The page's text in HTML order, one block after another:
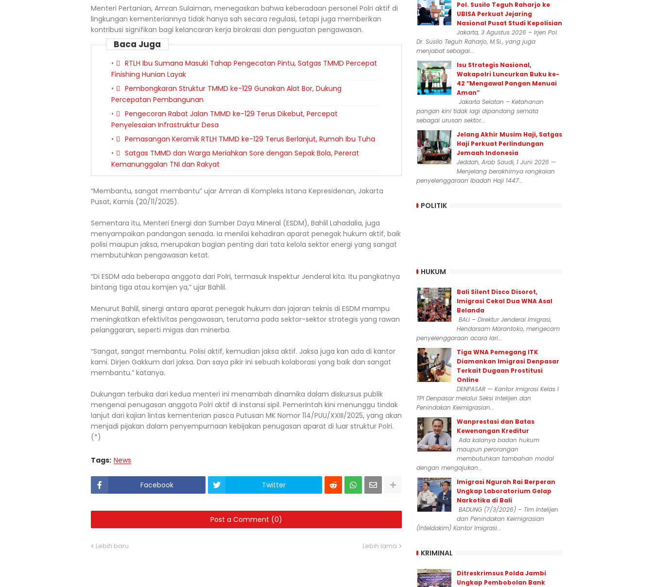
Menteri Pertanian, Amran Sulaiman, menegaskan bahwa keberadaan personel Polri aktif di
lingkungan kementeriannya tidak hanya sah secara regulasi, tetapi juga memberikan
kontribusi signifikan bagi kelancaran kerja birokrasi dan penguatan pengawasan.
Baca Juga
RTLH Ibu Sumana Masuki Tahap Pengecatan Pintu, Satgas TMMD Percepat
Finishing Hunian Layak
Pembongkaran Struktur TMMD ke-129 Gunakan Alat Bor, Dukung
Percepatan Pembangunan
Pengecoran Rabat Jalan TMMD ke-129 Terus Dikebut, Percepat
Penyelesaian Infrastruktur Desa
Pemasangan Keramik RTLH TMMD ke-129 Terus Berlanjut, Rumah Ibu Tuha
Satgas TMMD dan Warga Meriahkan Sore dengan Sepak Bola, Pererat
Kemanunggalan TNI dan Rakyat
“Membantu, sangat membantu” ujar Amran di Kompleks Istana Kepresidenan, Jakarta
Pusat, Kamis (20/11/2025).
Sementara itu, Menteri Energi dan Sumber Daya Mineral (ESDM), Bahlil Lahadalia, juga
menyampaikan pandangan senada. Ia menilai kehadiran aparat penegak hukum aktif, baik
polisi maupun jaksa, merupakan bagian penting dari tata kelola sektor energi yang sangat
membutuhkan pengawasan ketat.
“Di ESDM ada beberapa anggota dari Polri, termasuk Inspektur Jenderal kita. Itu pangkatnya
bintang tiga atau komjen ya,” ujar Bahlil.
Menurut Bahlil, sinergi antara aparat penegak hukum dan jajaran teknis di ESDM mampu
meningkatkan efektivitas pengawasan, terutama pada sektor-sektor strategis yang rawan
pelanggaran, seperti migas dan minerba.
“Sangat, sangat membantu. Polisi aktif, kemudian jaksa aktif. Jaksa juga kan ada di kantor
kami. Dirjen Gakkum dari jaksa. Dan saya pikir ini sebuah kolaborasi yang baik dan sangat
membantu.” katanya.
Dukungan terbuka dari kedua menteri ini menambah dinamika dalam diskursus publik
mengenai penugasan anggota Polri aktif di instansi sipil. Pemerintah kini menunggu tindak
lanjut dari kajian lintas kementerian pasca Putusan MK Nomor 114/PUU/XXIII/2025, yang akan
menjadi pijakan dalam penyempurnaan kebijakan penugasan aparat di luar struktur Polri.
(*)
Tags: News
Facebook Twitter
Post a Comment (0)
Lebih baru Lebih lama
Pol. Susilo Teguh Raharjo ke
UBISA Perkuat Jejaring
Nasional Pusat Studi Kepolisian
Jakarta, 3 Agustus 2026 – Irjen Pol.
Dr. Susilo Teguh Raharjo, M.Si., yang juga
menjabat sebagai...
Isu Strategis Nasional,
Wakapolri Luncurkan Buku ke-
42 “Mengawal Pangan Menuai
Aman”
Jakarta Selatan – Ketahanan
pangan kini tidak lagi dipandang semata
sebagai urusan sektor...
Jelang Akhir Musim Haji, Satgas
Haji Perkuat Perlindungan
Jemaah Indonesia
Jeddah, Arab Saudi, 1 Juni 2026 —
Menjelang berakhirnya rangkaian
penyelenggaraan Ibadah Haji 1447...
POLITIK
HUKUM
Bali Silent Disco Disorot,
Imigrasi Cekal Dua WNA Asal
Belanda
BALI – Direktur Jenderal Imigrasi,
Hendarsam Marantoko, mengecam
penyelenggaraan acara lari...
Tiga WNA Pemegang ITK
Diamankan Imigrasi Denpasar
Terkait Dugaan Prostitusi
Online
DENPASAR — Kantor Imigrasi Kelas I
TPI Denpasar melalui Seksi Intelijen dan
Penindakan Keimigrasian...
Wanprestasi dan Batas
Kewenangan Kreditur
Ada kalanya badan hukum
maupun perorangan
membutuhkan tambahan modal
dengan mengajukan...
Imigrasi Ngurah Rai Berperan
Ungkap Laboratorium Gelap
Narkotika di Bali
BADUNG (7/3/2026) – Tim Intelijen
dan Penindakan Keimigrasian
(Inteldakim) Kantor Imigrasi...
KRIMINAL
Ditreskrimsus Polda Jambi
Ungkap Pembobolan Bank